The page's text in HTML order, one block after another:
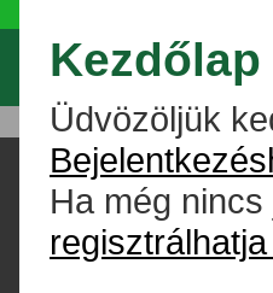
Kezdőlap
Üdvözöljük
Ha még